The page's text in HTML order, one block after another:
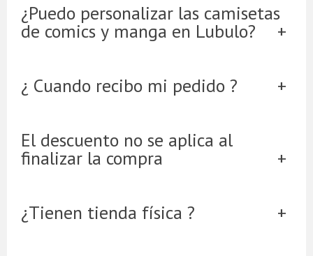
¿Puedo personalizar las camisetas
de comics y manga en Lubulo?
¿ Cuando recibo mi pedido ?
El descuento no se aplica al
finalizar la compra
¿Tienen tienda física ?